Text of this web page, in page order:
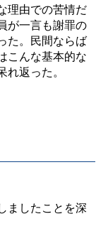
理由での苦情だ
が一言も謝罪の
た。民間ならば
こんな基本的な
返った。
ましたことを深